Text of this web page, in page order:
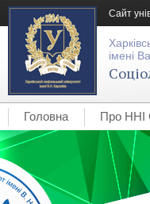
Сайт
імені
Головна Про